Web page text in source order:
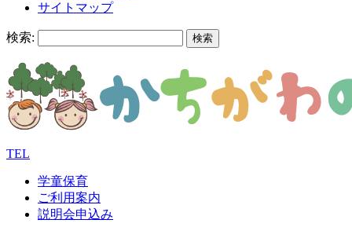
サイトマップ
検索:
TEL
学童保育
ご利用案内
説明会申込み